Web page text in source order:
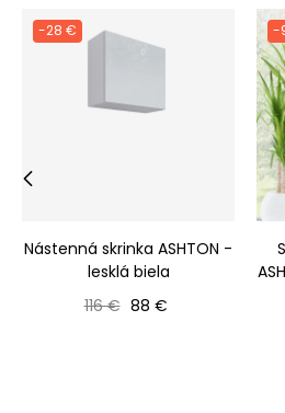
-28 €
Nástenná skrinka ASHTON -
lesklá biela
Bežná cena
116 € Cena
88 €
-